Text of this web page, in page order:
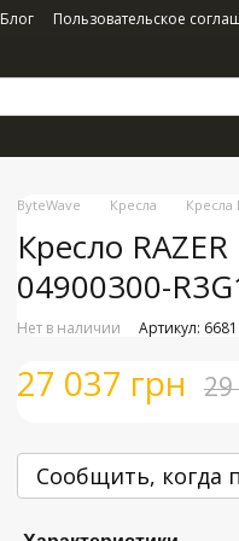
Блог Пользовательское
ByteWave Кресла Кресла
Кресло
04900300-
Нет в наличии Артикул:
27 037 грн
Сообщить, когда